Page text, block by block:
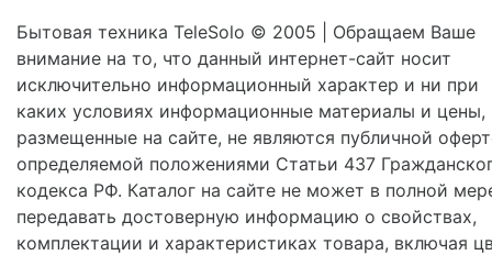
Бытовая техника TeleSolo © 2005 | Обращаем Ваше
внимание на то, что данный интернет-сайт носит
исключительно информационный характер и ни при
каких условиях информационные материалы и цены,
размещенные на сайте, не являются публичной
определяемой положениями Статьи 437
кодекса РФ. Каталог на сайте не может в полной
передавать достоверную информацию о свойствах,
комплектации и характеристиках товара, включая